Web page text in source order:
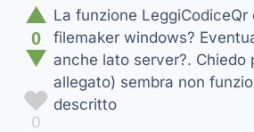
▲
0
▼
♥
0
La funzione LeggiCodiceQr
filemaker windows?
anche lato server?. Chiedo
allegato) sembra non
descritto